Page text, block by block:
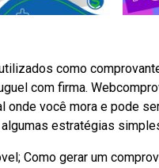
como
com firma.
onde você mora e pode
estratégias
Como gerar um